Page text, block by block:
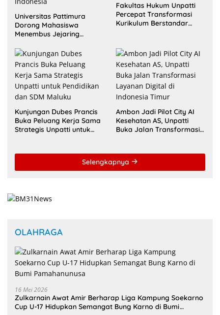
Universitas Pattimura
Dorong Mahasiswa
Menembus Jejaring
Kolaborasi Diaspora
Indonesia
Fakultas Hukum Unpatti
Percepat Transformasi
Kurikulum Berstandar
Kunjungan Dubes Prancis
Buka Peluang Kerja Sama
Strategis Unpatti untuk
Ambon Jadi Pilot City AI
Kesehatan AS, Unpatti
Buka Jalan Transformasi
Selengkapnya
OLAHRAGA
16 Mei 2026
Zulkarnain Awat Amir Berharap Liga Kampung Soekarno
Cup U-17 Hidupkan Semangat Bung Karno di Bumi